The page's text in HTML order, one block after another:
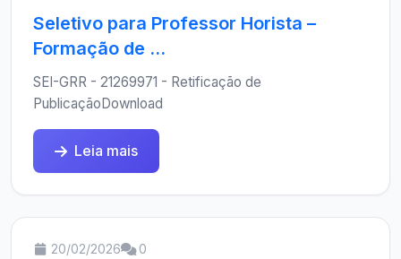
Seletivo para Professor Horista –
Formação de ...
SEI-GRR - 21269971 - Retificação de
PublicaçãoDownload
Leia mais
20/02/2026 0